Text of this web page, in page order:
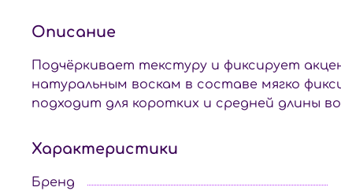
Описание
Подчёркивает текстуру и фиксирует
натуральным воскам в составе мягко
подходит для коротких и средней длины
Характеристики
Бренд